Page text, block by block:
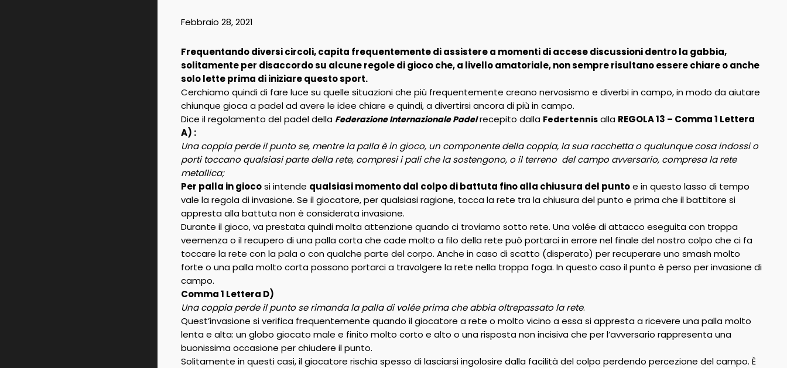
Febbraio 28, 2021
Frequentando diversi circoli, capita frequentemente di assistere a momenti di accese discussioni dentro la gabbia,
solitamente per disaccordo su alcune regole di gioco che, a livello amatoriale, non sempre risultano essere chiare o anche
solo lette prima di iniziare questo sport.
Cerchiamo quindi di fare luce su quelle situazioni che più frequentemente creano nervosismo e diverbi in campo, in modo da aiutare
chiunque gioca a padel ad avere le idee chiare e quindi, a divertirsi ancora di più in campo.
Dice il regolamento del padel della Federazione Internazionale Padelrecepito dalla Federtennisalla REGOLA 13 – Comma 1 Lettera
A) :
Una coppia perde il punto se, mentre la palla è in gioco, un componente della coppia, la sua racchetta o qualunque cosa indossi o
porti toccano qualsiasi parte della rete, compresi i pali che la sostengono, o il terreno del campo avversario, compresa la rete
metallica;
Per palla in giocosi intende qualsiasi momento dal colpo di battuta fino alla chiusura del puntoe in questo lasso di tempo
vale la regola di invasione. Se il giocatore, per qualsiasi ragione, tocca la rete tra la chiusura del punto e prima che il battitore si
appresta alla battuta non è considerata invasione.
Durante il gioco, va prestata quindi molta attenzione quando ci troviamo sotto rete. Una volée di attacco eseguita con troppa
veemenza o il recupero di una palla corta che cade molto a filo della rete può portarci in errore nel finale del nostro colpo che ci fa
toccare la rete con la pala o con qualche parte del corpo. Anche in caso di scatto (disperato) per recuperare uno smash molto
forte o una palla molto corta possono portarci a travolgere la rete nella troppa foga. In questo caso il punto è perso per invasione di
campo.
Comma 1 Lettera D)
Una coppia perde il punto se rimanda la palla di volée prima che abbia oltrepassato la rete.
Quest’invasione si verifica frequentemente quando il giocatore a rete o molto vicino a essa si appresta a ricevere una palla molto
lenta e alta: un globo giocato male e finito molto corto e alto o una risposta non incisiva che per l’avversario rappresenta una
buonissima occasione per chiudere il punto.
Solitamente in questi casi, il giocatore rischia spesso di lasciarsi ingolosire dalla facilità del colpo perdendo percezione del campo. È